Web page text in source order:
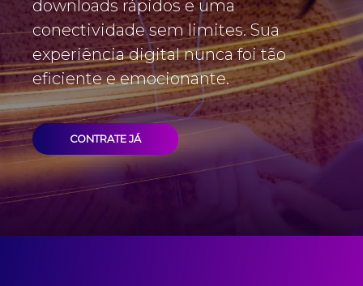
seu mundo em um espetáculo
pessoal, onde a paixão musical
encontra a conexão perfeita.
CONTRATE JÁ